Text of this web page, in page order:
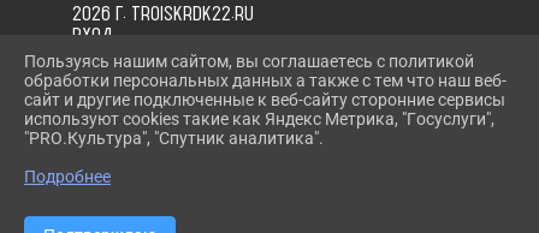
2026 Г. TROISKRDK22.RU
ВХОД
КАРТА САЙТА
ПОЛИТИКА ОБРАБОТКИ ПЕРСОНАЛЬНЫХ ДАННЫХ
СДЕЛАНО НА KUBCMS
РАЗРАБОТКА И ПОДДЕРЖКА
Пользуясь нашим сайтом, вы соглашаетесь с политикой
обработки персональных данных а также с тем что наш веб-
сайт и другие подключенные к веб-сайту сторонние сервисы
используют cookies такие как Яндекс Метрика, "Госуслуги",
"PRO.Культура", "Спутник аналитика".
Подробнее